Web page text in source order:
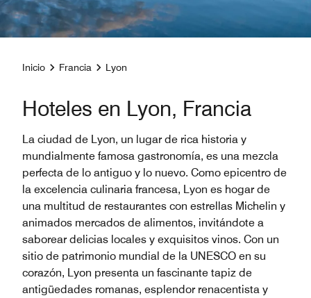
Inicio Francia Lyon
Hoteles en Lyon, Francia
La ciudad de Lyon, un lugar de rica historia y
mundialmente famosa gastronomía, es una mezcla
perfecta de lo antiguo y lo nuevo. Como epicentro de
la excelencia culinaria francesa, Lyon es hogar de
una multitud de restaurantes con estrellas Michelin y
animados mercados de alimentos, invitándote a
saborear delicias locales y exquisitos vinos. Con un
sitio de patrimonio mundial de la UNESCO en su
corazón, Lyon presenta un fascinante tapiz de
antigüedades romanas, esplendor renacentista y